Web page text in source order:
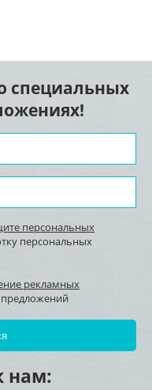
специальных
персональных
персональных
рекламных
нам: